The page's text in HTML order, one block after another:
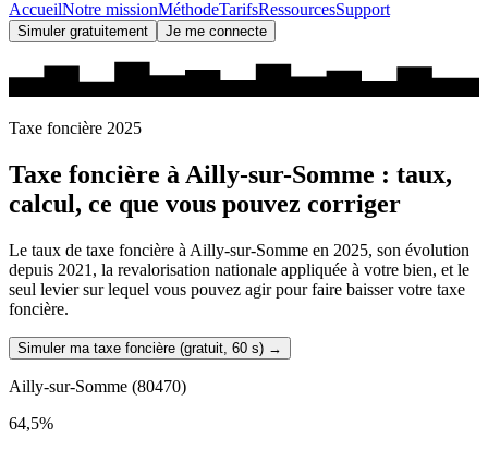
AccueilNotre missionMéthodeTarifsRessourcesSupport
Simuler gratuitement Je me connecte
Taxe foncière 2025
Taxe foncière àAilly-sur-Somme : taux,
calcul, ce que vous pouvez corriger
Le taux de taxe foncière à Ailly-sur-Somme en 2025, son évolution
depuis 2021, la revalorisation nationale appliquée à votre bien, et le
seul levier sur lequel vous pouvez agir pour faire baisser votre taxe
foncière.
Simuler ma taxe foncière (gratuit, 60 s) →
Ailly-sur-Somme (80470)
64,5%